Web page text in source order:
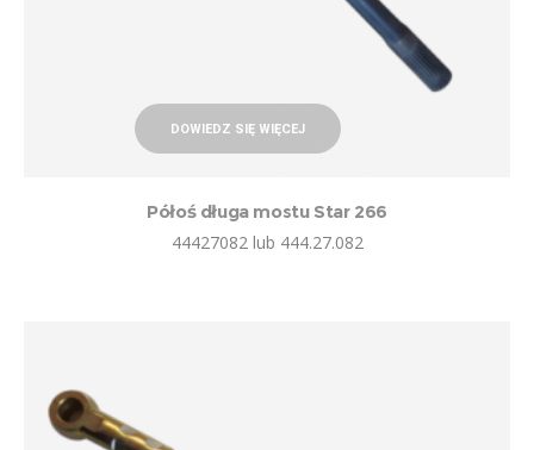
DOWIEDZ SIĘ WIĘCEJ
Półoś długa mostu Star 266
44427082 lub 444.27.082